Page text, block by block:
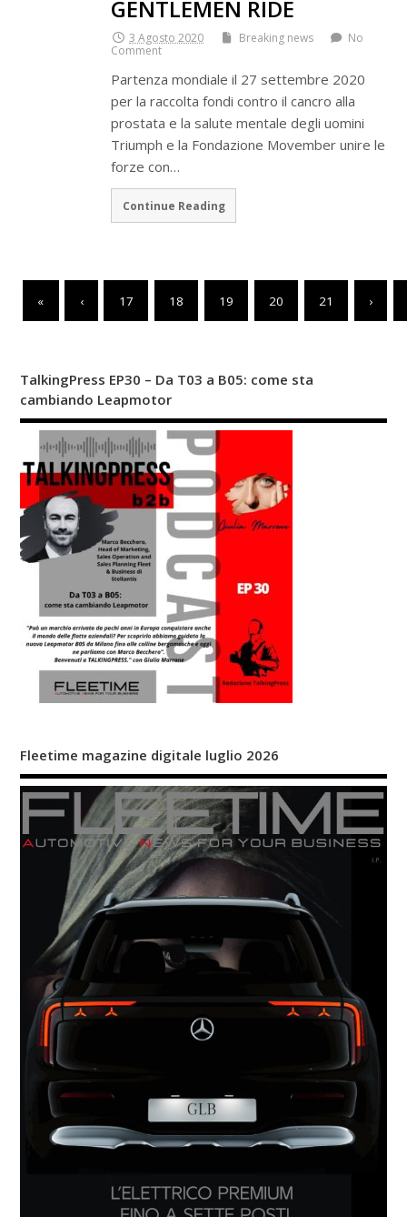
GENTLEMEN RIDE
3 Agosto 2020 Breaking news
No
Comment
Partenza mondiale il 27 settembre 2020
per la raccolta fondi contro il cancro alla
prostata e la salute mentale degli uomini
Triumph e la Fondazione Movember unire le
forze con…
Continue Reading
« ‹ 17 18 19 20 21 ›
TalkingPress EP30 – Da T03 a B05: come sta
cambiando Leapmotor
Fleetime magazine digitale luglio 2026